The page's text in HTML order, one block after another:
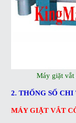
Máy giặt vắt
2. THỐNG SỐ CHI
MÁY GIẶT VẮT